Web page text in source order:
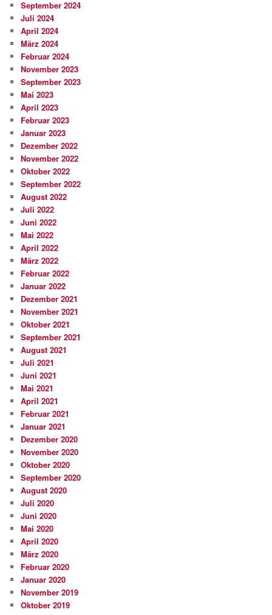
September 2024
Juli 2024
April 2024
März 2024
Februar 2024
November 2023
September 2023
Mai 2023
April 2023
Februar 2023
Januar 2023
Dezember 2022
November 2022
Oktober 2022
September 2022
August 2022
Juli 2022
Juni 2022
Mai 2022
April 2022
März 2022
Februar 2022
Januar 2022
Dezember 2021
November 2021
Oktober 2021
September 2021
August 2021
Juli 2021
Juni 2021
Mai 2021
April 2021
Februar 2021
Januar 2021
Dezember 2020
November 2020
Oktober 2020
September 2020
August 2020
Juli 2020
Juni 2020
Mai 2020
April 2020
März 2020
Februar 2020
Januar 2020
November 2019
Oktober 2019